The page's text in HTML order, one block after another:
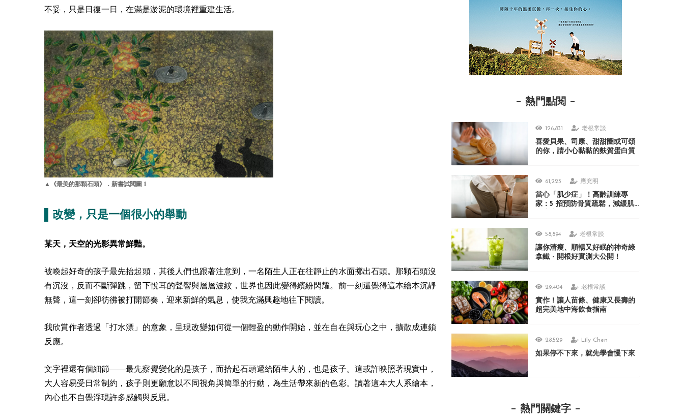
不妥，只是日復一日，在滿是淤泥的環境裡重建生活。
▲《最美的那顆石頭》．新書試閱圖 1
▌改變，只是一個很小的舉動
某天，天空的光影異常鮮豔。
被喚起好奇的孩子最先抬起頭，其後人們也跟著注意到，一名陌生人正在往靜止的水面擲出石頭。那顆石頭沒
有沉沒，反而不斷彈跳，留下悅耳的聲響與層層波紋，世界也因此變得繽紛閃耀。前一刻還覺得這本繪本沉靜
無聲，這一刻卻彷彿被打開節奏，迎來新鮮的氣息，使我充滿興趣地往下閱讀。
我欣賞作者透過「打水漂」的意象，呈現改變如何從一個輕盈的動作開始，並在自在與玩心之中，擴散成連鎖
反應。
文字裡還有個細節——最先察覺變化的是孩子，而拾起石頭遞給陌生人的，也是孩子。這或許映照著現實中，
大人容易受日常制約，孩子則更願意以不同視角與簡單的行動，為生活帶來新的色彩。讀著這本大人系繪本，
內心也不自覺浮現許多感觸與反思。
熱門點閱
126,831 老根常談
喜愛貝果、司康、甜甜圈或可頌
的你，請小心黏黏的麩質蛋白質
61,223 應充明
當心「肌少症」！高齡訓練專
家：5 招預防骨質疏鬆，減緩肌
58,894 老根常談
讓你清瘦、順暢又好眠的神奇綠
拿鐵 ‧ 開根好實測大公開！
29,404 老根常談
實作！讓人苗條、健康又長壽的
超完美地中海飲食指南
28,529 Lily Chen
如果停不下來，就先學會慢下來
熱門關鍵字